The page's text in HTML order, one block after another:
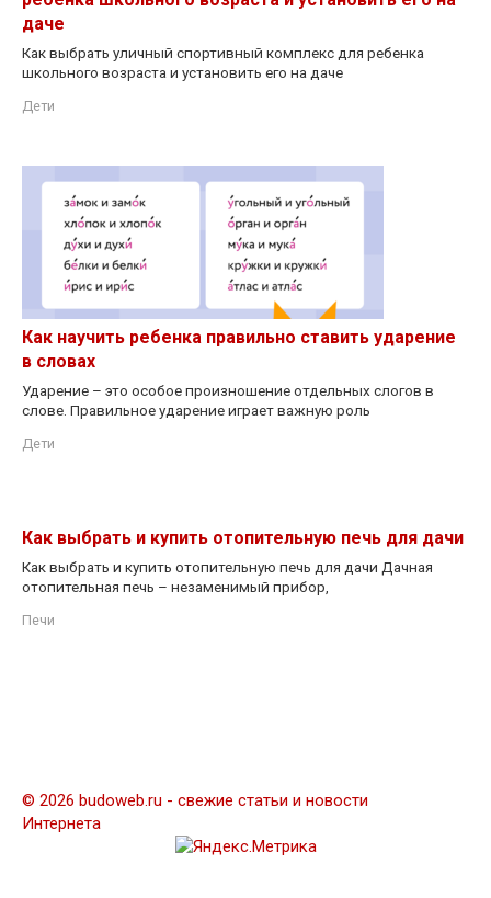
даче
Как выбрать уличный спортивный комплекс для ребенка
школьного возраста и установить его на даче
Дети
Как научить ребенка правильно ставить ударение
в словах
Ударение – это особое произношение отдельных слогов в
слове. Правильное ударение играет важную роль
Дети
Как выбрать и купить отопительную печь для дачи
Как выбрать и купить отопительную печь для дачи Дачная
отопительная печь – незаменимый прибор,
Печи
© 2026 budoweb.ru - свежие статьи и новости
Интернета